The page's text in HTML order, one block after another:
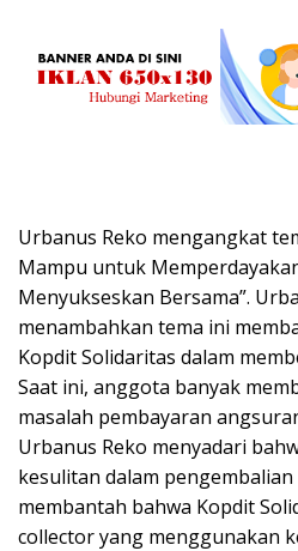
Urbanus Reko mengangkat
Mampu untuk
Menyukseskan Bersama”.
menambahkan tema ini
Kopdit Solidaritas dalam
Saat ini, anggota banyak
masalah pembayaran
Urbanus Reko menyadari
kesulitan dalam
membantah bahwa Kopdit
collector yang menggunakan